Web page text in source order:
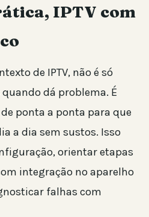
IPTV com
de IPTV, não é só
dá problema. É
ponta a ponta para que
a dia sem sustos. Isso
orientar etapas
integração no aparelho
falhas com